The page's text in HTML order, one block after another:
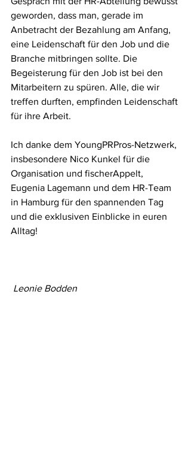
geworden, dass man, gerade im
Anbetracht der Bezahlung am Anfang,
eine Leidenschaft für den Job und die
Branche mitbringen sollte. Die
Begeisterung für den Job ist bei den
Mitarbeitern zu spüren. Alle, die wir
treffen durften, empfinden Leidenschaft
für ihre Arbeit.
Ich danke dem YoungPRPros-Netzwerk,
insbesondere Nico Kunkel für die
Organisation und fischerAppelt,
Eugenia Lagemann und dem HR-Team
in Hamburg für den spannenden Tag
und die exklusiven Einblicke in euren
Alltag!
Leonie Bodden